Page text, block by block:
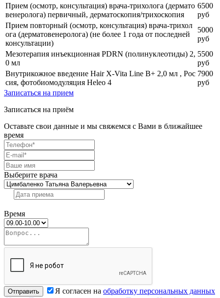
Прием (осмотр, консультация) врача-трихолога (дермато
венеролога) первичный, дерматоскопия/трихоскопия
6500
руб
Прием повторный (осмотр, консультация) врача-трихол
ога (дерматовенеролога) (не более 1 года от последней
консультации)
5000
руб
Мезотерапия инъекционная PDRN (полинуклеотиды) 2,
0 мл
5500
руб
Внутрикожное введение Hair X-Vita Line B+ 2,0 мл , Рос
сия, фотобиомодуляция Heleo 4
7900
руб
Записаться на прием
Записаться на приём
Оставьте свои данные и мы свяжемся с Вами в ближайшее
время
Выберите врача
Время
Отправить Я согласен на обработку персональных данных